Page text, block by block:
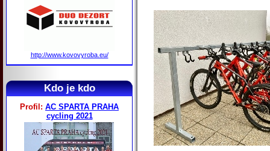
http://www.kovovyroba.eu/
Kdo je kdo
Profil: AC SPARTA PRAHA
cycling 2021